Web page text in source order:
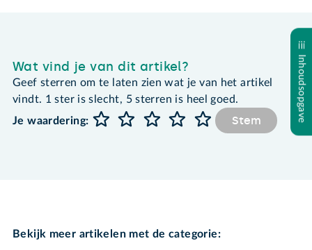
Inhoudsopgave
Wat vind je van dit artikel?
Geef sterren om te laten zien wat je van het artikel
vindt. 1 ster is slecht, 5 sterren is heel goed.
Je waardering:
Stem
Bekijk meer artikelen met de categorie: